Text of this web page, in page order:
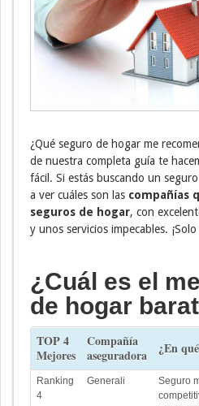
¿Qué seguro de hogar me
de nuestra completa guía te
fácil. Si estás buscando un
a ver cuáles son las compañías
seguros de hogar, con
y unos servicios impecables.
¿Cuál es el
de hogar
TOP 4
Mejores
Compañía
aseguradora
¿En
Ranking
4
Generali
Seguro